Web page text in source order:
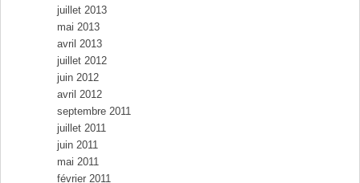
juillet 2013
mai 2013
avril 2013
juillet 2012
juin 2012
avril 2012
septembre 2011
juillet 2011
juin 2011
mai 2011
février 2011